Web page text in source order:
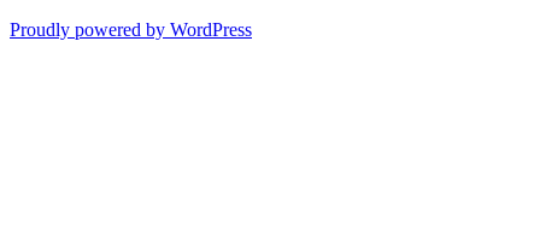
Proudly powered by WordPress